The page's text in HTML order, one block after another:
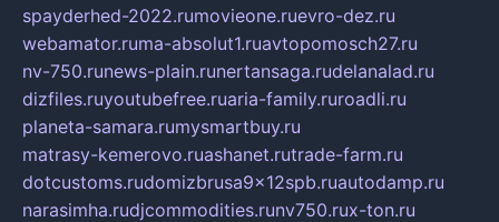
spayderhed-2022.rumovieone.ruevro-dez.ru
webamator.ruma-absolut1.ruavtopomosch27.ru
nv-750.runews-plain.runertansaga.rudelanalad.ru
dizfiles.ruyoutubefree.ruaria-family.ruroadli.ru
planeta-samara.rumysmartbuy.ru
matrasy-kemerovo.ruashanet.rutrade-farm.ru
dotcustoms.rudomizbrusa9x12spb.ruautodamp.ru
narasimha.rudjcommodities.runv750.rux-ton.ru